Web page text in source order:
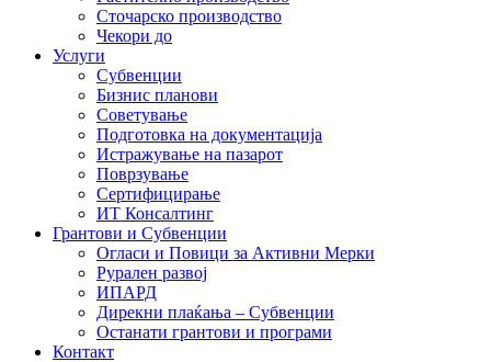
Сточарско производство
Чекори до
Услуги
Субвенции
Бизнис планови
Советување
Подготовка на документација
Истражување на пазарот
Поврзување
Сертифицирање
ИТ Консалтинг
Грантови и Субвенции
Огласи и Повици за Активни Мерки
Рурален развој
ИПАРД
Дирекни плаќања – Субвенции
Останати грантови и програми
Контакт